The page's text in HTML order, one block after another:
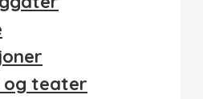
og teater